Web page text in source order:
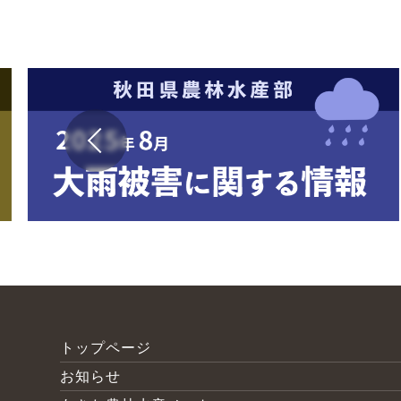
トップページ
お知らせ